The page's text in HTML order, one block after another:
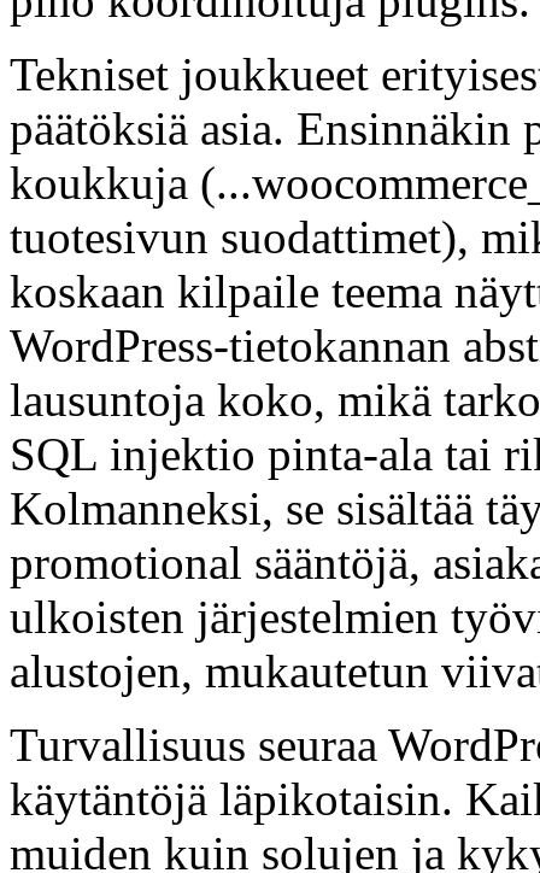
Tekniset joukkueet
päätöksiä asia. Ensinnäkin
koukkuja
tuotesivun suodattimet),
koskaan kilpaile teema
WordPress-tietokannan
lausuntoja koko, mikä
SQL injektio pinta-ala tai
Kolmanneksi, se sisältää
promotional sääntöjä,
ulkoisten järjestelmien
alustojen, mukautetun
Turvallisuus seuraa
käytäntöjä läpikotaisin.
muiden kuin solujen ja